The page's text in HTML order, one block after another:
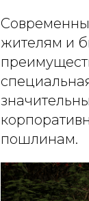
жителям и
пошлинам.